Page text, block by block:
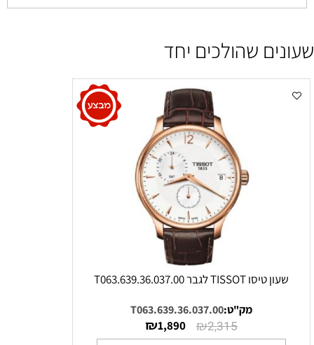
שעונים שהולכים יחד
שעון טיסו TISSOT לגבר T063.639.36.037.00
מק"ט:T063.639.36.037.00
₪2,315
₪1,890